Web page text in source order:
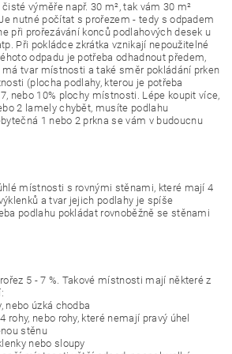
výměře např. 30 m², tak vám 30 m²
nutné počítat s prořezem - tedy s odpadem
při prořezávání konců podlahových desek u
Při pokládce zkrátka vznikají nepoužitelné
odpadu je potřeba odhadnout předem,
tvar místnosti a také směr pokládání prken
(plocha podlahy, kterou je potřeba
nebo 10% plochy místnosti. Lépe koupit více,
2 lamely chybět, musíte podlahu
1 nebo 2 prkna se vám v budoucnu
místnosti s rovnými stěnami, které mají 4
a tvar jejich podlahy je spíše
podlahu pokládat rovnoběžně se stěnami
5 - 7 %. Takové místnosti mají některé z
nebo úzká chodba
nebo rohy, které nemají pravý úhel
stěnu
nebo sloupy